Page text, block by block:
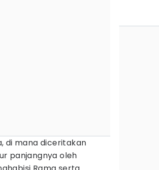
di mana diceritakan
panjangnya oleh